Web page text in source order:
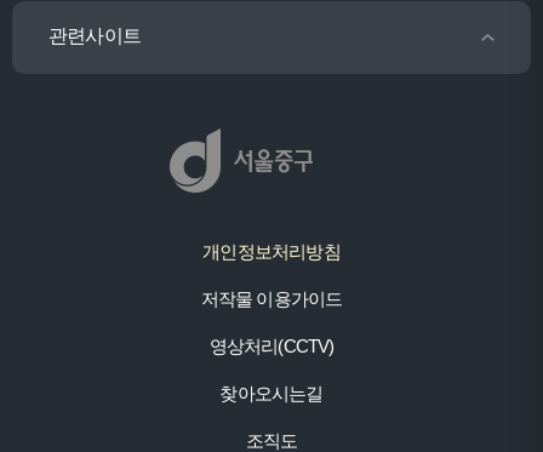
관련사이트
개인정보처리방침
저작물 이용가이드
영상처리(CCTV)
찾아오시는길
조직도